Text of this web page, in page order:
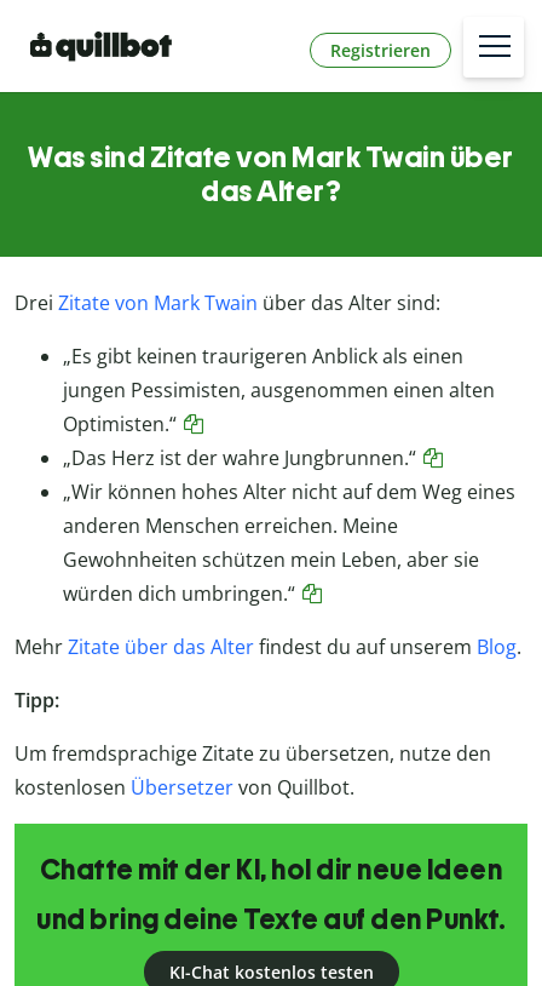
Registrieren
Was sind Zitate von Mark Twain über
das Alter?
Drei Zitate von Mark Twain über das Alter sind:
„Es gibt keinen traurigeren Anblick als einen
jungen Pessimisten, ausgenommen einen alten
Optimisten.“
„Das Herz ist der wahre Jungbrunnen.“
„Wir können hohes Alter nicht auf dem Weg eines
anderen Menschen erreichen. Meine
Gewohnheiten schützen mein Leben, aber sie
würden dich umbringen.“
MehrZitate über das Alterfindest du auf unserem Blog.
Tipp:
Um fremdsprachige Zitate zu übersetzen, nutze den
kostenlosen Übersetzervon Quillbot.
Chatte mit der KI, hol dir neue Ideen
und bring deine Texte auf den Punkt.
KI-Chat kostenlos testen